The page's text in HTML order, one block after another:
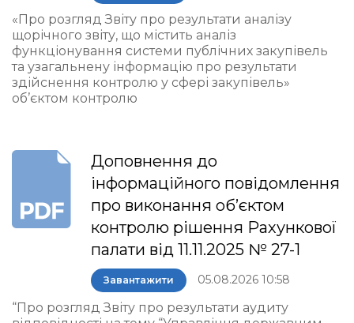
«Про розгляд Звіту про результати аналізу
щорічного звіту, що містить аналіз
функціонування системи публічних закупівель
та узагальнену інформацію про результати
здійснення контролю у сфері закупівель»
об’єктом контролю
Доповнення до
інформаційного повідомлення
про виконання об’єктом
контролю рішення Рахункової
палати від 11.11.2025 № 27-1
Завантажити 05.08.2026 10:58
“Про розгляд Звіту про результати аудиту